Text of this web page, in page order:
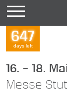
647
days left
16. – 18.
Messe